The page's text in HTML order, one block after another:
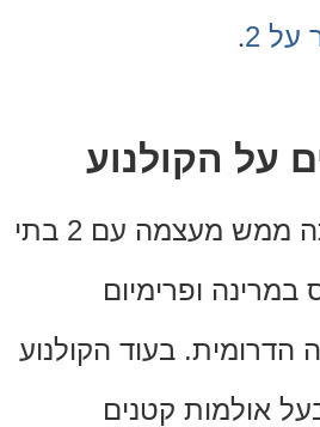
אשקלון נהייתה ממש מעצמה עם 2 בתי
בעוד הקולנוע
קטנים